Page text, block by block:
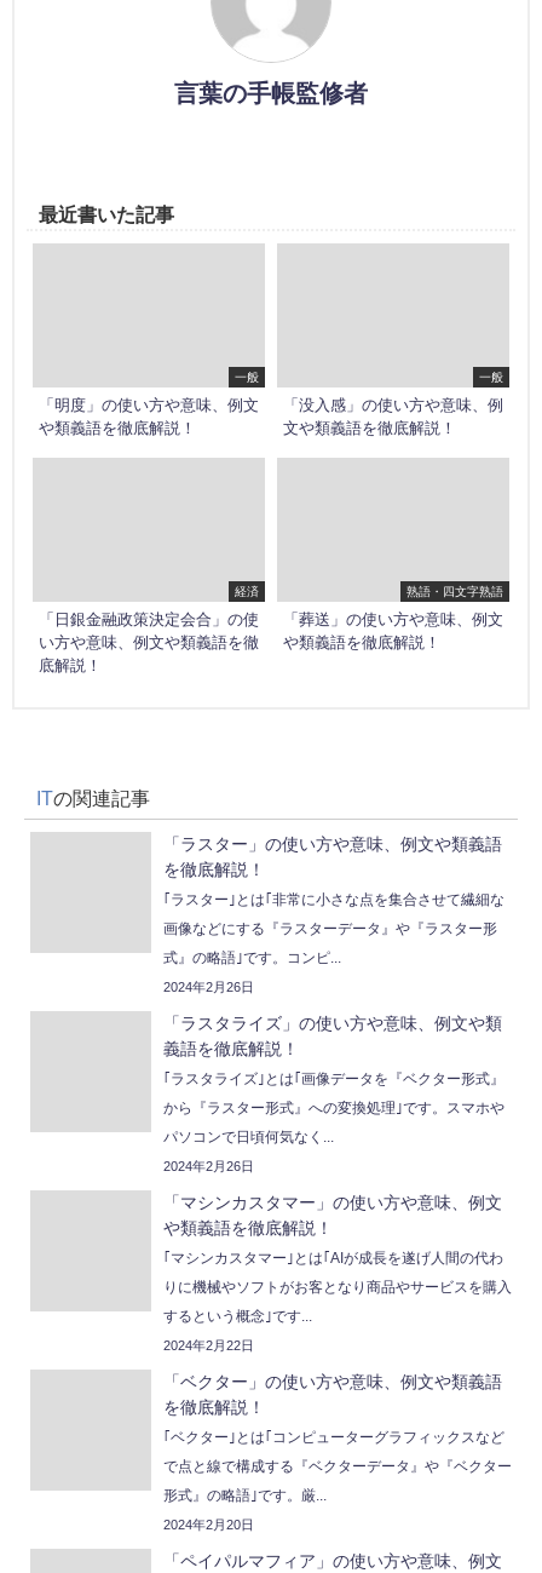
言葉の手帳監修者
最近書いた記事
一般
「明度」の使い方や意味、例文
や類義語を徹底解説！
一般
「没入感」の使い方や意味、例
文や類義語を徹底解説！
経済
「日銀金融政策決定会合」の使
い方や意味、例文や類義語を徹
底解説！
熟語・四文字熟語
「葬送」の使い方や意味、例文
や類義語を徹底解説！
ITの関連記事
「ラスター」の使い方や意味、例文や類義語
を徹底解説！
｢ラスター｣とは｢非常に小さな点を集合させて繊細な
画像などにする『ラスターデータ』や『ラスター形
式』の略語｣です。コンピ...
2024年2月26日
「ラスタライズ」の使い方や意味、例文や類
義語を徹底解説！
｢ラスタライズ｣とは｢画像データを『ベクター形式』
から『ラスター形式』への変換処理｣です。スマホや
パソコンで日頃何気なく...
2024年2月26日
「マシンカスタマー」の使い方や意味、例文
や類義語を徹底解説！
｢マシンカスタマー｣とは｢AIが成長を遂げ人間の代わ
りに機械やソフトがお客となり商品やサービスを購入
するという概念｣です...
2024年2月22日
「ベクター」の使い方や意味、例文や類義語
を徹底解説！
｢ベクター｣とは｢コンピューターグラフィックスなど
で点と線で構成する『ベクターデータ』や『ベクター
形式』の略語｣です。厳...
2024年2月20日
「ペイパルマフィア」の使い方や意味、例文